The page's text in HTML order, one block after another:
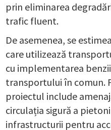
prin eliminarea
trafic fluent.
De asemenea, se
care utilizează
cu implementarea
transportului în comun.
proiectul include
circulația sigură a
infrastructurii pentru